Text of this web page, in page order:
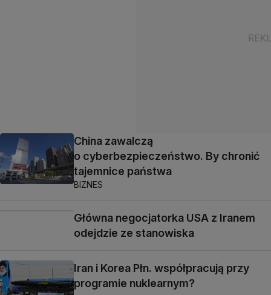
China zawalczą
o cyberbezpieczeństwo. By chronić
tajemnice państwa
BIZNES
Główna negocjatorka USA z Iranem
odejdzie ze stanowiska
Iran i Korea Płn. współpracują przy
programie nuklearnym?